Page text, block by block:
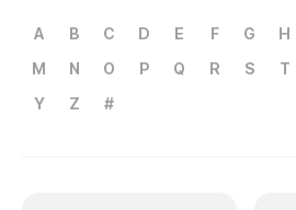
A B C D E F G H
M
N O P Q R S T
Y
Z #